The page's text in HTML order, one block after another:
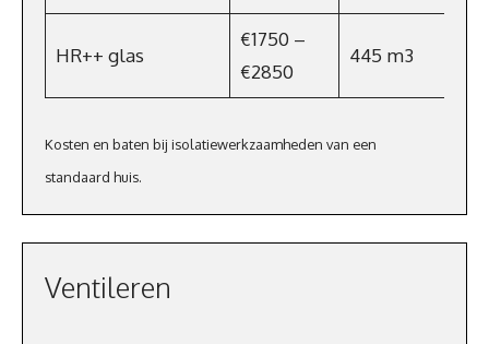
HR++ glas
€1750 –
€2850
445 m3
Kosten en baten bij isolatiewerkzaamheden van een
standaard huis.
Ventileren